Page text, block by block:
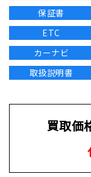
保証書
ETC
カーナビ
取扱説明書
買取価